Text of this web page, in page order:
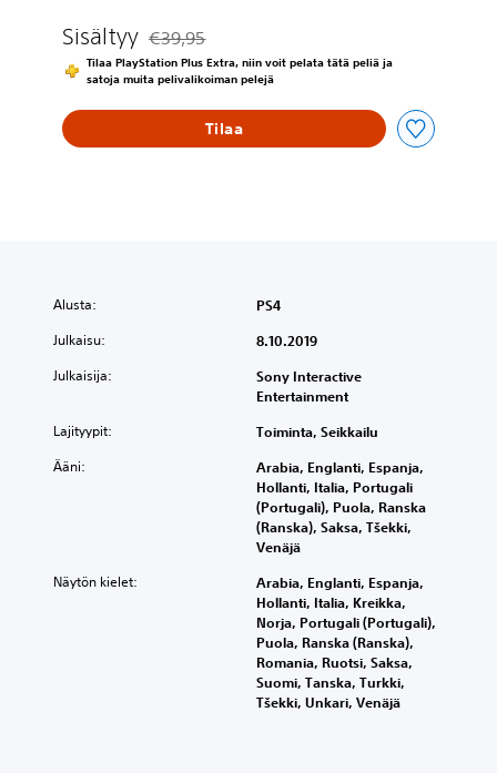
Sisältyy Alennettu alkuperäisestä hinnasta €39,95
€39,95
Tilaa PlayStation Plus Extra, niin voit pelata tätä peliä ja
satoja muita pelivalikoiman pelejä
Tilaa
Alusta: PS4
Julkaisu: 8.10.2019
Julkaisija:
Sony Interactive
Entertainment
Lajityypit: Toiminta, Seikkailu
Ääni:
Arabia, Englanti, Espanja,
Hollanti, Italia, Portugali
(Portugali), Puola, Ranska
(Ranska), Saksa, Tšekki,
Venäjä
Näytön kielet:
Arabia, Englanti, Espanja,
Hollanti, Italia, Kreikka,
Norja, Portugali (Portugali),
Puola, Ranska (Ranska),
Romania, Ruotsi, Saksa,
Suomi, Tanska, Turkki,
Tšekki, Unkari, Venäjä